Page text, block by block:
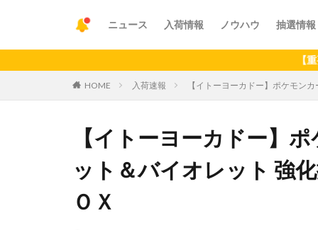
ニュース 入荷情報 ノウハウ 抽選情報
【重要】ア
HOME 入荷速報 【イトーヨーカドー】ポケモン
【イトーヨーカドー】
ット＆バイオレット 強
ＯＸ